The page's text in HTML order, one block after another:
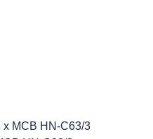
x MCB HN-C63/3